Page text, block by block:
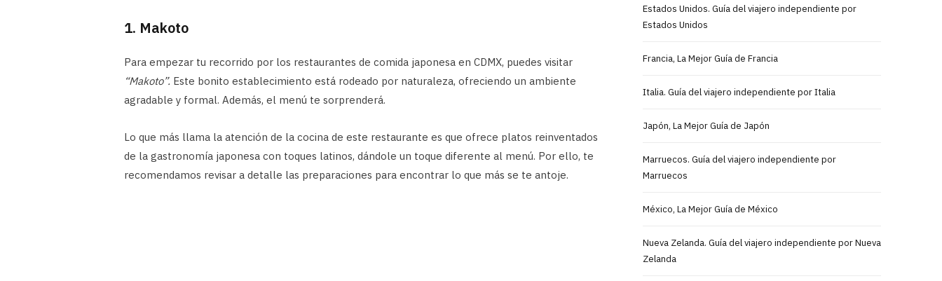
1. Makoto
Para empezar tu recorrido por los restaurantes de comida japonesa en CDMX, puedes visitar
“Makoto”. Este bonito establecimiento está rodeado por naturaleza, ofreciendo un ambiente
agradable y formal. Además, el menú te sorprenderá.
Lo que más llama la atención de la cocina de este restaurante es que ofrece platos reinventados
de la gastronomía japonesa con toques latinos, dándole un toque diferente al menú. Por ello, te
recomendamos revisar a detalle las preparaciones para encontrar lo que más se te antoje.
Estados Unidos. Guía del viajero independiente por
Estados Unidos
Francia, La Mejor Guía de Francia
Italia. Guía del viajero independiente por Italia
Japón, La Mejor Guía de Japón
Marruecos. Guía del viajero independiente por
Marruecos
México, La Mejor Guía de México
Nueva Zelanda. Guía del viajero independiente por Nueva
Zelanda